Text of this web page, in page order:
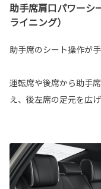
助手席肩口パワーシ
ライニング）
助手席のシート操作が手
運転席や後席から助手
え、後左席の足元を広げ